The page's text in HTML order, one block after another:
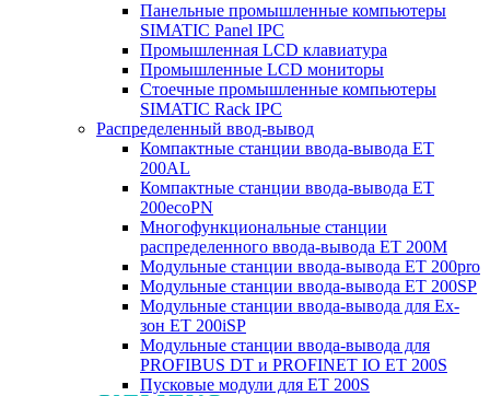
Панельные промышленные компьютеры
SIMATIC Panel IPC
Промышленная LCD клавиатура
Промышленные LCD мониторы
Стоечные промышленные компьютеры
SIMATIC Rack IPC
Распределенный ввод-вывод
Компактные станции ввода-вывода ET
200AL
Компактные станции ввода-вывода ET
200ecoPN
Многофункциональные станции
распределенного ввода-вывода ET 200M
Модульные станции ввода-вывода ET 200pro
Модульные станции ввода-вывода ET 200SP
Модульные станции ввода-вывода для Ex-
зон ET 200iSP
Модульные станции ввода-вывода для
PROFIBUS DT и PROFINET IO ET 200S
Пусковые модули для ET 200S